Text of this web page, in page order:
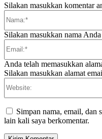
Silakan masukkan komentar
Silakan masukkan nama
Anda telah memasukkan
Silakan masukkan alamat
Simpan nama, email, dan
lain kali saya berkomentar.